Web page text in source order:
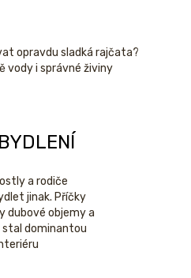
opravdu sladká rajčata?
vody i správné živiny
a rodiče
jinak. Příčky
dubové objemy a
stal dominantou